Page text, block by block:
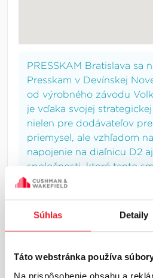
Súhlas Detaily
Táto webstránka používa
Na prispôsobenie obsahu a
PRESSKAM Bratislava sa
Presskam v Devínskej
od výrobného závodu
je vďaka svojej
nielen pre dodávateľov
priemysel, ale vzhľadom
napojenie na diaľnicu D2
spoločnosti, ktoré tento
distribúciu v regióne
INFORMÁCIE O